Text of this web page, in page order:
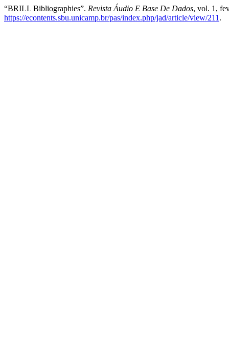
“BRILL Bibliographies”. Revista Áudio E Base De Dados, vol. 1,
https://econtents.sbu.unicamp.br/pas/index.php/jad/article/view/211 .